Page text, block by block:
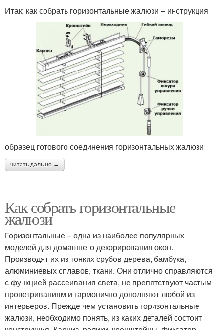
Итак: как собрать горизонтальные жалюзи – инструкция
образец готового соединения горизонтальных жалюзи
читать дальше →
Как собрать горизонтальные
жалюзи
Горизонтальные – одна из наиболее популярных
моделей для домашнего декорирования окон.
Производят их из тонких срубов дерева, бамбука,
алюминиевых сплавов, ткани. Они отлично справляются
с функцией рассеивания света, не препятствуют частым
проветриваниям и гармонично дополняют любой из
интерьеров. Прежде чем установить горизонтальные
жалюзи, необходимо понять, из каких деталей состоит